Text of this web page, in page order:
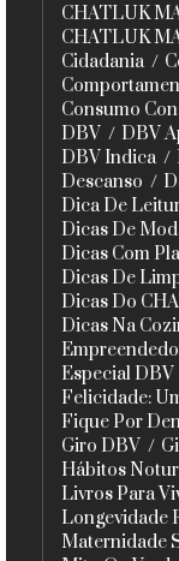
CHATLUK
CHATLUK
Cidadania
Consumo
DBV
DBV
DBV Indica
Descanso
Dica De
Dicas De
Dicas Com
Dicas De
Dicas Do
Dicas Na
Especial DBV
Felicidade:
Fique Por
Giro DBV
Hábitos
Livros Para
Longevidade
Maternidade